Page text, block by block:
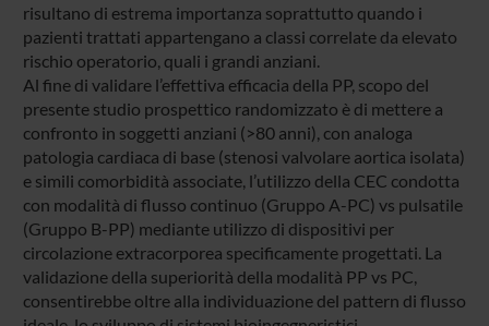
risultano di estrema importanza soprattutto quando i
pazienti trattati appartengano a classi correlate da elevato
rischio operatorio, quali i grandi anziani.
Al fine di validare l’effettiva efficacia della PP, scopo del
presente studio prospettico randomizzato è di mettere a
confronto in soggetti anziani (>80 anni), con analoga
patologia cardiaca di base (stenosi valvolare aortica isolata)
e simili comorbidità associate, l’utilizzo della CEC condotta
con modalità di flusso continuo (Gruppo A-PC) vs pulsatile
(Gruppo B-PP) mediante utilizzo di dispositivi per
circolazione extracorporea specificamente progettati. La
validazione della superiorità della modalità PP vs PC,
consentirebbe oltre alla individuazione del pattern di flusso